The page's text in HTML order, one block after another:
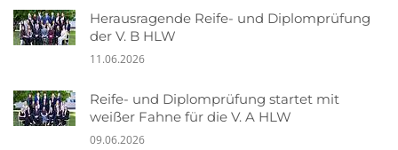
Herausragende Reife- und Diplomprüfung
der V. B HLW
11.06.2026
Reife- und Diplomprüfung startet mit
weißer Fahne für die V. A HLW
09.06.2026